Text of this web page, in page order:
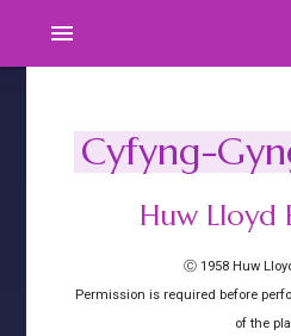
menu
Cyfyng-
Huw Lloyd
Ⓒ 1958 Huw
Permission is required before
of the